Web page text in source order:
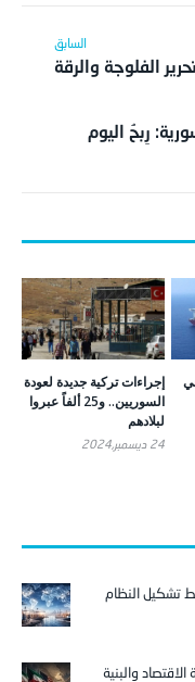
الفلوجة والرقة
رِبحُ اليوم
إجراءات تركية جديدة لعودة
السوريين.. و25 ألفاً عبروا
لبلادهم
24 ديسمبر,2024
تشكيل النظام
والبنية